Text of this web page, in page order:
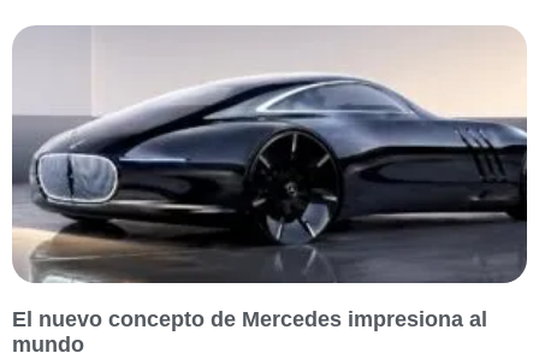
El nuevo concepto de Mercedes impresiona al
mundo